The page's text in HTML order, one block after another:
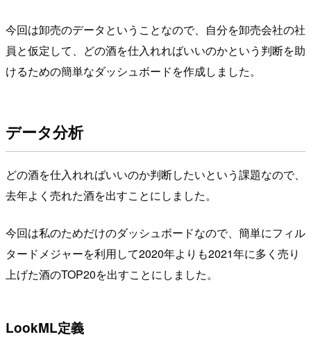
今回は卸売のデータということなので、自分を卸売会社の社
員と仮定して、どの酒を仕入れればいいのかという判断を助
けるための簡単なダッシュボードを作成しました。
データ分析
どの酒を仕入れればいいのか判断したいという課題なので、
去年よく売れた酒を出すことにしました。
今回は私のためだけのダッシュボードなので、簡単にフィル
タードメジャーを利用して2020年よりも2021年に多く売り
上げた酒のTOP20を出すことにしました。
LookML定義